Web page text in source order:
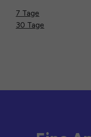
7 Tage
30 Tage